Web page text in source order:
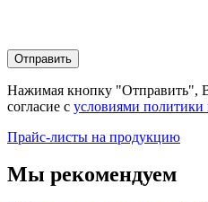
Отправить
Нажимая кнопку "Отправить",
согласие с условиями политики
Прайс-листы на продукцию
Мы рекомендуем